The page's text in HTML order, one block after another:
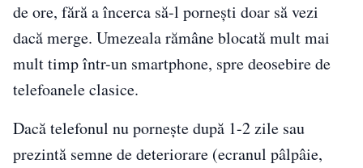
de ore, fără a încerca să-l pornești doar să vezi
dacă merge. Umezeala rămâne blocată mult mai
mult timp într-un smartphone, spre deosebire de
telefoanele clasice.
Dacă telefonul nu pornește după 1-2 zile sau
prezintă semne de deteriorare (ecranul pâlpâie,